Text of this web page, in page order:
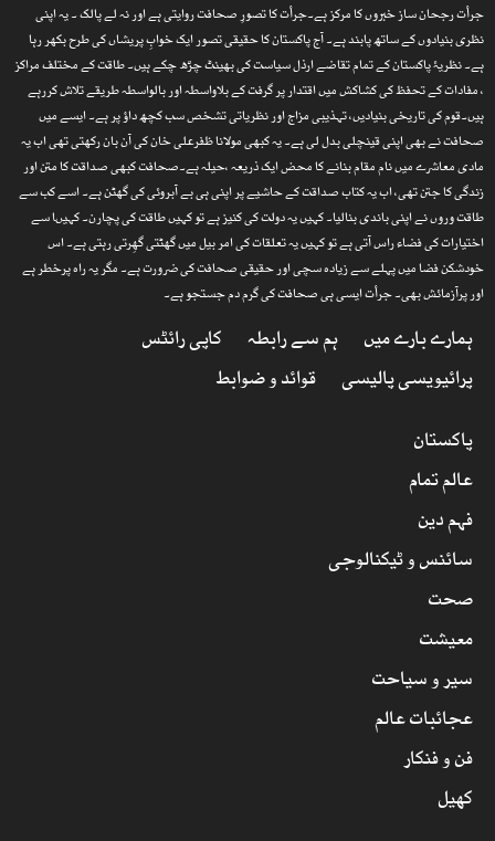
جرأت رجحان ساز خبروں کا مرکز ہے۔جرأت کا تصورِ صحافت روایتی ہے اور نہ لے پالک ۔ یہ اپنی
نظری بنیادوں کے ساتھ پابند ہے۔ آج پاکستان کا حقیقی تصور ایک خوابِ پریشاں کی طرح بکھر رہا
ہے۔ نظریۂ پاکستان کے تمام تقاضے ارذل سیاست کی بھینٹ چڑھ چکے ہیں۔ طاقت کے مختلف مراکز
، مفادات کے تحفظ کی کشاکش میں اقتدار پر گرفت کے بلاواسطہ اور بالواسطہ طریقے تلاش کررہے
ہیں۔قوم کی تاریخی بنیادیں، تہذیبی مزاج اور نظریاتی تشخص سب کچھ داؤ پر ہے۔ ایسے میں
صحافت نے بھی اپنی قینچلی بدل لی ہے۔ یہ کبھی مولانا ظفرعلی خان کی آن بان رکھتی تھی اب یہ
مادی معاشرے میں نام مقام بنانے کا محض ایک ذریعہ ،حیلہ ہے۔صحافت کبھی صداقت کا متن اور
زندگی کا جتن تھی، اب یہ کتاب صداقت کے حاشیے پر اپنی ہی بے آبروئی کی گھٹن ہے۔ اسے کب سے
طاقت وروں نے اپنی باندی بنالیا۔ کہیں یہ دولت کی کنیز ہے تو کہیں طاقت کی پچارن۔ کہیںا سے
اختیارات کی فضاء راس آتی ہے تو کہیں یہ تعلقات کی امر بیل میں گھٹتی گھِرتی رہتی ہے۔ اس
خودشکن فضا میں پہلے سے زیادہ سچی اور حقیقی صحافت کی ضرورت ہے۔ مگر یہ راہ پرخطر ہے
اور پرآزمائش بھی۔ جرأت ایسی ہی صحافت کی گرم دم جستجو ہے۔
ہمارے بارے میں ہم سے رابطہ
کاپی رائٹس
پرائیویسی پالیسی
قوائد و ضوابط
پاکستان
عالم تمام
فہم دین
سائنس و ٹیکنالوجی
صحت
معیشت
سیر و سیاحت
عجائبات عالم
فن و فنکار
کھیل